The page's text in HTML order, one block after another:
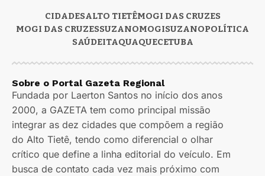
CIDADESALTO TIETÊMOGI DAS CRUZES
MOGI DAS CRUZESSUZANOMOGISUZANOPOLÍTICA
SAÚDEITAQUAQUECETUBA
Sobre o Portal Gazeta Regional
Fundada por Laerton Santos no início dos anos
2000, a GAZETA tem como principal missão
integrar as dez cidades que compõem a região
do Alto Tietê, tendo como diferencial o olhar
crítico que define a linha editorial do veículo. Em
busca de contato cada vez mais próximo com